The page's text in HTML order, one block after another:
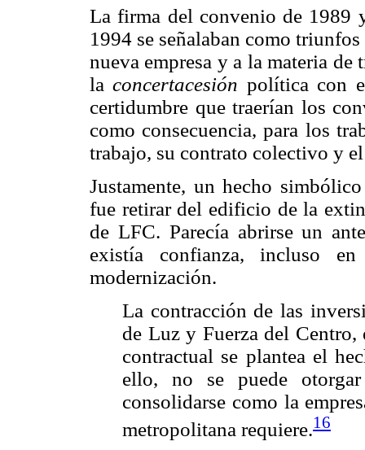
La firma del convenio de 1989
1994 se señalaban como
nueva empresa y a la materia
laconcertacesión política con
certidumbre que traerían los
como consecuencia, para los
trabajo, su contrato colectivo y
Justamente, un hecho
fue retirar del edificio de la
de LFC. Parecía abrirse un
existía confianza, incluso
modernización.
La contracción de las
de Luz y Fuerza del Centro,
contractual se plantea el
ello, no se puede
consolidarse como la
metropolitana requiere.16